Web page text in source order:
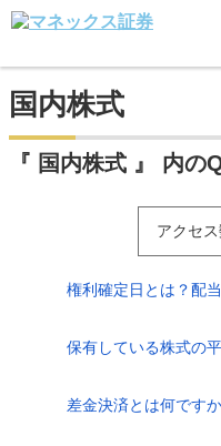
国内株式
『 国内株式 』 内の
アクセ
権利確定日とは？配
保有している株式の
差金決済とは何です